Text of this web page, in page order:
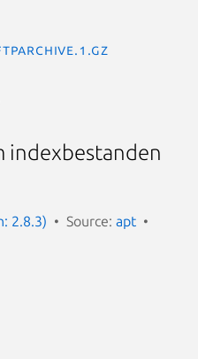
indexbestanden
2.8.3) Source: apt